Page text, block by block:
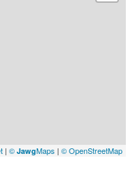
| © JawgMaps | © OpenStreetMap